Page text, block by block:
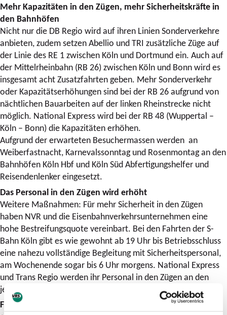
Mehr Kapazitäten in den Zügen, mehr Sicherheitskräfte in
den Bahnhöfen
Nicht nur die DB Regio wird auf ihren Linien Sonderverkehre
anbieten, zudem setzen Abellio und TRI zusätzliche Züge auf
der Linie des RE 1 zwischen Köln und Dortmund ein. Auch auf
der Mittelrheinbahn (RB 26) zwischen Köln und Bonn wird es
insgesamt acht Zusatzfahrten geben. Mehr Sonderverkehr
oder Kapazitätserhöhungen sind bei der RB 26 aufgrund von
nächtlichen Bauarbeiten auf der linken Rheinstrecke nicht
möglich. National Express wird bei der RB 48 (Wuppertal –
Köln – Bonn) die Kapazitäten erhöhen.
Aufgrund der erwarteten Besuchermassen werden an
Weiberfastnacht, Karnevalssonntag und Rosenmontag an den
Bahnhöfen Köln Hbf und Köln Süd Abfertigungshelfer und
Reisendenlenker eingesetzt.
Das Personal in den Zügen wird erhöht
Weitere Maßnahmen: Für mehr Sicherheit in den Zügen
haben NVR und die Eisenbahnverkehrsunternehmen eine
hohe Bestreifungsquote vereinbart. Bei den Fahrten der S-
Bahn Köln gibt es wie gewohnt ab 19 Uhr bis Betriebsschluss
eine nahezu vollständige Begleitung mit Sicherheitspersonal,
am Wochenende sogar bis 6 Uhr morgens. National Express
und Trans Regio werden ihr Personal in den Zügen an den
jecken Tagen aufstocken.
Fahrgastinformation im Internet, übers Smartphone und